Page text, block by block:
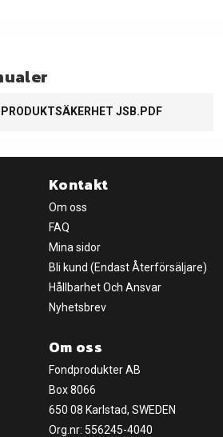
JSB.PDF
Kontakt
Om oss
FAQ
Mina sidor
Bli kund (Endast Återförsäljare)
Hållbarhet Och Ansvar
Nyhetsbrev
Om oss
Fondprodukter AB
Box 8066
650 08 Karlstad, SWEDEN
Org.nr: 556245-4040